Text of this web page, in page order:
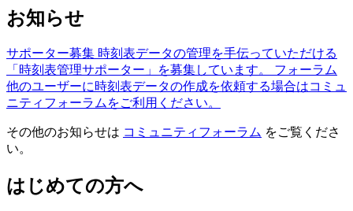
お知らせ
サポーター募集 時刻表データの管理を手伝っていただける
「時刻表管理サポーター」を募集しています。
フォーラム
他のユーザーに時刻表データの作成を依頼する場合はコミュ
ニティフォーラムをご利用ください。
その他のお知らせは コミュニティフォーラム をご覧くださ
い。
はじめての方へ